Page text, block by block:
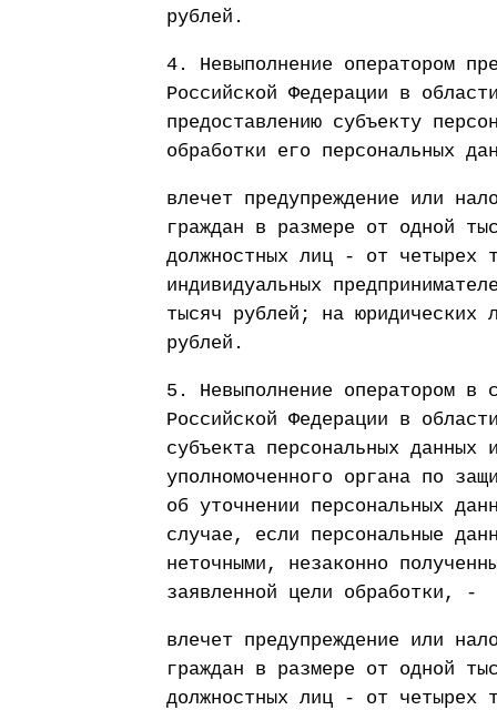
рублей.
4. Невыполнение оператором
Российской Федерации в
предоставлению субъекту
обработки его персональных
влечет предупреждение или
граждан в размере от одной
должностных лиц - от четырех
индивидуальных
тысяч рублей; на юридических
рублей.
5. Невыполнение оператором в
Российской Федерации в
субъекта персональных данных
уполномоченного органа по
об уточнении персональных
случае, если персональные
неточными, незаконно
заявленной цели обработки, -
влечет предупреждение или
граждан в размере от одной
должностных лиц - от четырех